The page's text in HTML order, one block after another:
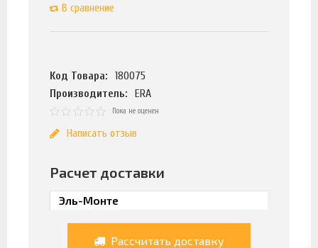
В сравнение
Код Товара:
180075
Производитель:
ERA
Пока не оценен
Написать отзыв
Расчет доставки
Рассчитать доставку